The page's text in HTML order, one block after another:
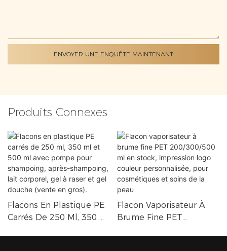
ENVOYER UNE ENQUÊTE MAINTENANT
Produits Connexes
Flacons En Plastique PE
Carrés De 250 Ml, 350 Ml
Flacon Vaporisateur À
Brume Fine PET